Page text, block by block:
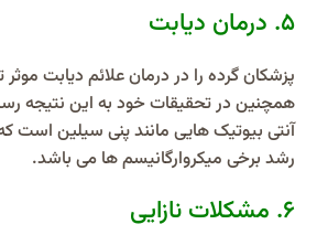
۵. درمان دیابت
پزشکان گرده را در درمان علائم دیابت
همچنین در تحقیقات خود به این نتیجه
آنتی بیوتیک هایی مانند پنی سیلین است
رشد برخی میکروارگانیسم ها می باشد.
۶. مشکلات نازایی